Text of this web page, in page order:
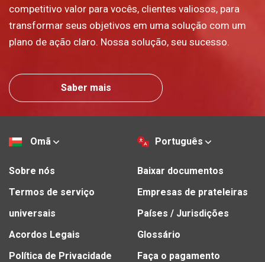
competitivo valor para vocês, clientes valiosos, para
transformar seus objetivos em uma solução com um
plano de ação claro. Nossa solução, seu sucesso.
Saber mais
Omã Português
Sobre nós
Termos de serviço
universais
Acordos Legais
Política de Privacidade
Baixar documentos
Empresas de prateleiras
Países / Jurisdições
Glossário
Faça o pagamento